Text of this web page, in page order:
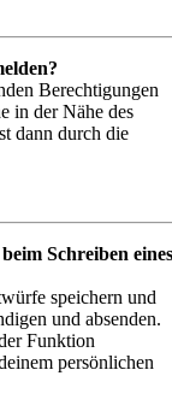
Berechtigungen
in der Nähe des
dann durch die
Schreiben eines
speichern und
und absenden.
Funktion
persönlichen